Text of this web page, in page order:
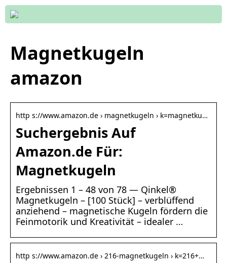
Magnetkugeln
amazon
http s://www.amazon.de › magnetkugeln › k=magnetku…
Suchergebnis Auf
Amazon.de Für:
Magnetkugeln
Ergebnissen 1 – 48 von 78 — Qinkel®
Magnetkugeln – [100 Stück] – verblüffend
anziehend – magnetische Kugeln fördern die
Feinmotorik und Kreativität – idealer …
http s://www.amazon.de › 216-magnetkugeln › k=216+…